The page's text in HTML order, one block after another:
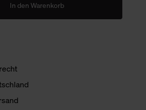
In den Warenkorb